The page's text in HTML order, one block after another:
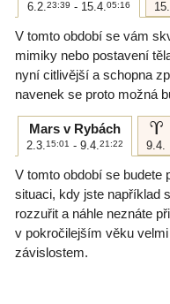
6.2. 23:39 - 15.4. 05:16
V tomto období se vám
mimiky nebo postavení
nyní citlivější a schopna
navenek se proto možná
Mars v Rybách
2.3. 15:01 - 9.4. 21:22
a
9.4.
V tomto období se budete
situaci, kdy jste například
rozzuřit a náhle neznáte
v pokročilejším věku
závislostem.